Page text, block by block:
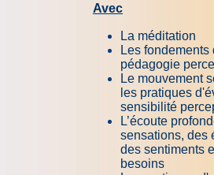
Avec
La méditation
Les fondements
pédagogie
Le mouvement
es pratiques
sensibilité
L’écoute
sensations, des
des sentiments
besoins